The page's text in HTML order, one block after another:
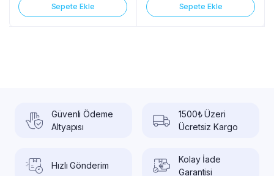
Sepete Ekle Sepete Ekle
Güvenli Ödeme
Altyapısı
1500₺ Üzeri
Ücretsiz Kargo
Hızlı Gönderim
Kolay İade
Garantisi